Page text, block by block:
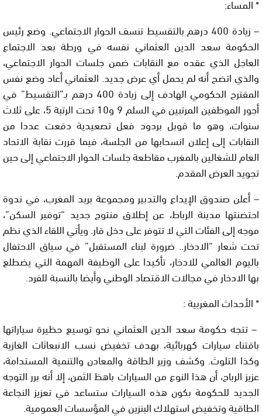
– زيادة 400 درهم بالتقسيط تنسف الحوار الاجتماعي. وضع رئيس
الحكومة سعد الدين العثماني نفسه في ورطة بعد الاجتماع
العاجل الذي عقده مع النقابات ضمن جلسات الحوار الاجتماعي،
والذي اتضح أنه لم يحمل أي عرض جديد. العثماني أعاد وضع نفس
المقترح الحكومي الهادف إلى زيادة 400 درهم بـ”التقسيط” في
أجور الموظفين المرتبين في السلم 9 و10 تحت الرتبة 5، على ثلاث
سنوات، وهو ما قوبل بردود فعل تصعيدية دفعت عددا من
النقابات إلى إعلان انسحابها من الجلسة، فيما قررت نقابة الاتحاد
العام للشغالين بالمغرب مقاطعة جلسات الحوار الاجتماعي إلى حين
تجويد العرض المقدم.
– أعلن صندوق الإيداع والتدبير ومجموعة بريد المغرب، في ندوة
احتضنتها مدينة الرباط، عن إطلاق منتوج جديد “توفير السكن”،
موجه إلى الفئات التي لا تتوفر على دخل قار. ويأتي اللقاء الذي نظم
تحت شعار “الادخار.. ضرورة لبناء المستقبل” في سياق الاحتفال
باليوم العالمي للادخار، تأكيدا على الوظيفة المهمة التي يضطلع
بها الادخار في مجالات الاقتصاد الوطني وأيضا بالنسبة للفرد.
* الأحداث المغربية :
– تتجه حكومة سعد الدين العثماني نحو توسيع حظيرة سياراتها
باقتناء سيارات كهربائية، بهدف تخفيض نسب الانبعاثات الغازية
وكذا التلوث. وكشف وزير الطاقة والمعادن والتنمية المستدامة،
عزيز الرباح، أن هذا النوع من السيارات باهظ الثمن، إلا أنه برر التوجه
الجديد للحكومة بكون هذه السيارات ستساعد في تعزيز النجاعة
الطاقية وتخفيض استهلاك البنزين في المؤسسات العمومية.